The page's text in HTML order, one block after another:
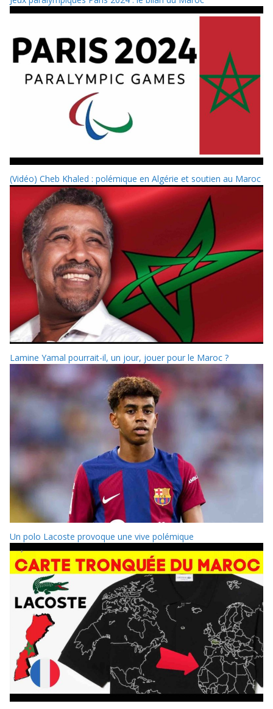
(Vidéo) Cheb Khaled : polémique en Algérie et soutien au Maroc
Lamine Yamal pourrait-il, un jour, jouer pour le Maroc ?
Un polo Lacoste provoque une vive polémique